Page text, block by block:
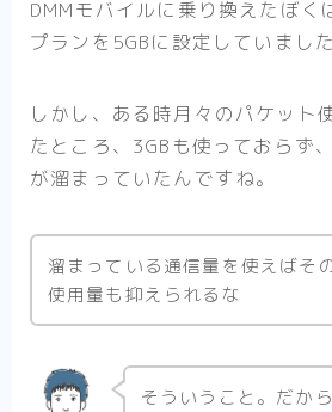
DMMモバイルに乗り換えたぼく
プランを5GBに設定していました
しかし、ある時月々のパケット
たところ、3GBも使っておらず
が溜まっていたんですね。
溜まっている通信量を使えばそ
使用量も抑えられるな
そういうこと。だか